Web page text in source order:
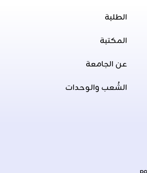
الطلبة
المكتبة
عن الجامعة
الشُعب والوحدات